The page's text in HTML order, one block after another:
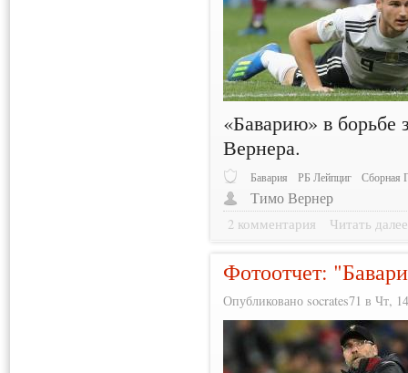
«Баварию» в борьбе
Вернера.
Бавария РБ Лейпциг Сборная
Тимо Вернер
2 комментария Читать далее
Фотоотчет:
Опубликовано socrates71 в Чт,